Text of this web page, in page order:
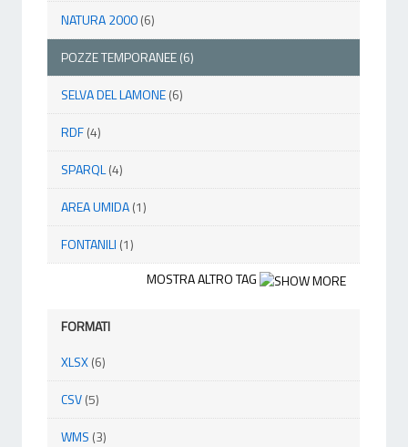
NATURA 2000(6)
POZZE TEMPORANEE(6)
SELVA DEL LAMONE(6)
RDF(4)
SPARQL(4)
AREA UMIDA(1)
FONTANILI (1)
MOSTRA ALTRO TAG
FORMATI
XLSX(6)
CSV(5)
WMS (3)